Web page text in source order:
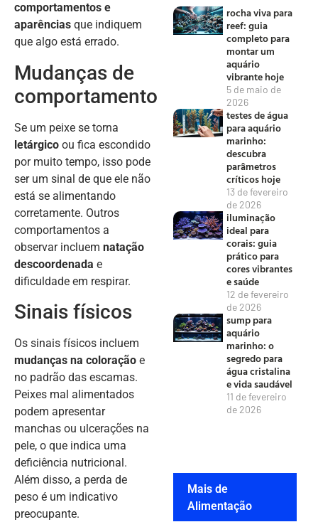
comportamentos e
aparências que indiquem
que algo está errado.
Mudanças de
comportamento
Se um peixe se torna
letárgico ou fica escondido
por muito tempo, isso pode
ser um sinal de que ele não
está se alimentando
corretamente. Outros
comportamentos a
observar incluem natação
descoordenada e
dificuldade em respirar.
Sinais físicos
Os sinais físicos incluem
mudanças na coloração e
no padrão das escamas.
Peixes mal alimentados
podem apresentar
manchas ou ulcerações na
pele, o que indica uma
deficiência nutricional.
Além disso, a perda de
peso é um indicativo
preocupante.
rocha viva para
reef: guia
completo para
montar um
aquário
vibrante hoje
5 de maio de
2026
testes de água
para aquário
marinho:
descubra
parâmetros
críticos hoje
13 de fevereiro
de 2026
iluminação
ideal para
corais: guia
prático para
cores vibrantes
e saúde
12 de fevereiro
de 2026
sump para
aquário
marinho: o
segredo para
água cristalina
e vida saudável
11 de fevereiro
de 2026
Mais de
Alimentação